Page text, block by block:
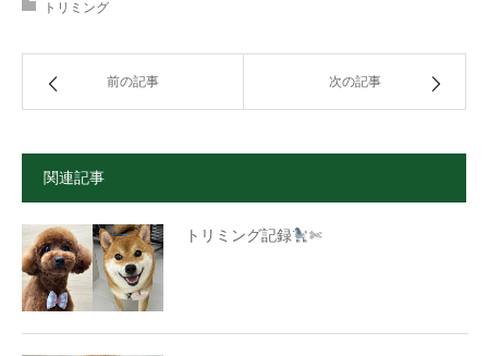
トリミング
前の記事 次の記事
関連記事
トリミング記録 ✄